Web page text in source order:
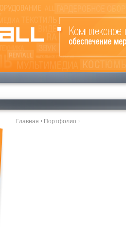
Главная Портфолио